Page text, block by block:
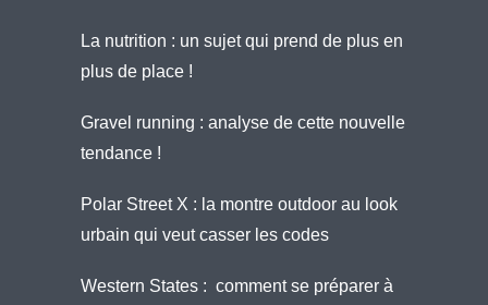
La nutrition : un sujet qui prend de plus en
plus de place !
Gravel running : analyse de cette nouvelle
tendance !
Polar Street X : la montre outdoor au look
urbain qui veut casser les codes
Western States : comment se préparer à